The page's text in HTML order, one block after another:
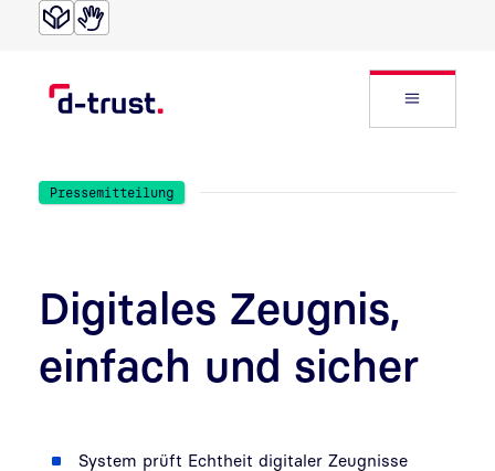
Direkt zur Suche
Direkt zum Inhalt
Pressemitteilung
Digitales Zeugnis,
einfach und sicher
System prüft Echtheit digitaler Zeugnisse